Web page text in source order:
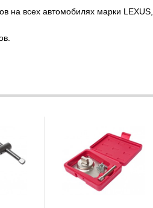
на всех автомобилях марки